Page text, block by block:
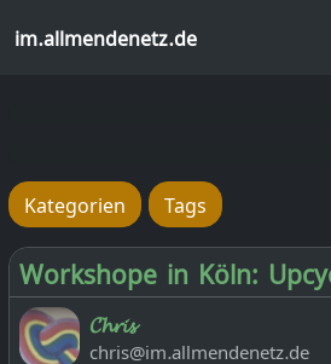
im.allmendenetz.de
Kategorien Tags
Workshope in Köln:
𝓒𝓱𝓻𝓲𝓼
chris@im.allmendenetz.de